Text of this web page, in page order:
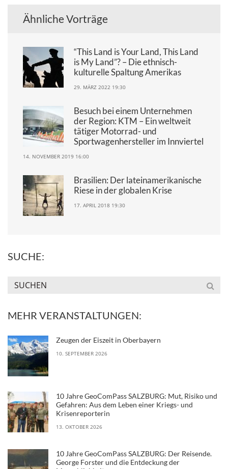
Ähnliche Vorträge
“This Land is Your Land, This Land
is My Land”? – Die ethnisch-
kulturelle Spaltung Amerikas
29. MÄRZ 2022 19:30
Besuch bei einem Unternehmen
der Region: KTM – Ein weltweit
tätiger Motorrad- und
Sportwagenhersteller im Innviertel
14. NOVEMBER 2019 16:00
Brasilien: Der lateinamerikanische
Riese in der globalen Krise
17. APRIL 2018 19:30
SUCHE:
MEHR VERANSTALTUNGEN:
Zeugen der Eiszeit in Oberbayern
10. SEPTEMBER 2026
10 Jahre GeoComPass SALZBURG: Mut, Risiko und
Gefahren: Aus dem Leben einer Kriegs- und
Krisenreporterin
13. OKTOBER 2026
10 Jahre GeoComPass SALZBURG: Der Reisende.
George Forster und die Entdeckung der